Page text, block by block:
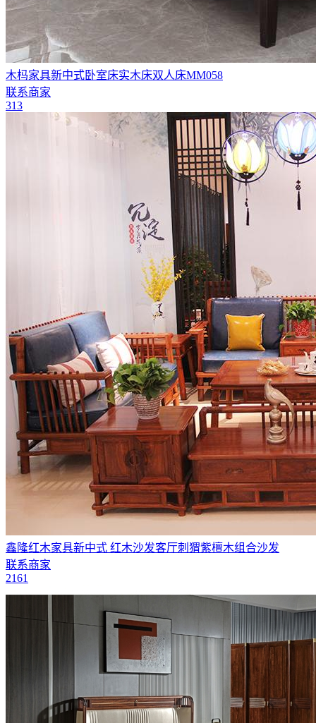
木杩家具新中式卧室床实木床双人床MM058
联系商家
313
鑫隆红木家具新中式 红木沙发客厅刺猬紫檀木组合沙发
联系商家
2161